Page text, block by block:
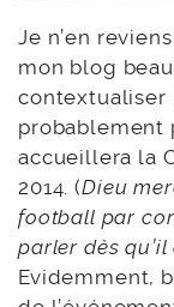
Je n’en
mon blog
contextualiser
probablement
accueillera la
2014. (Dieu
football par
parler dès qu’il
Evidemment,